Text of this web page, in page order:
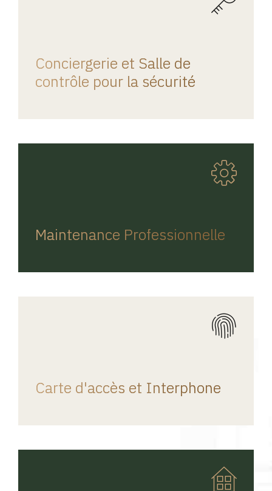
Conciergerie et Salle de
contrôle pour la sécurité
Maintenance Professionnelle
Carte d'accès et Interphone